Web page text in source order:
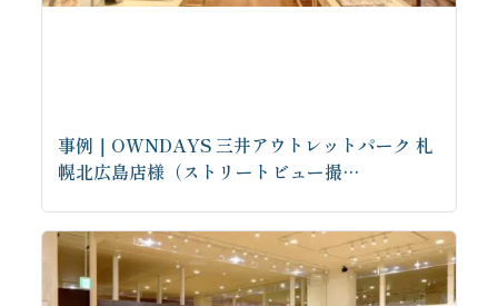
事例｜OWNDAYS 三井アウトレットパーク 札
幌北広島店様（ストリートビュー撮…